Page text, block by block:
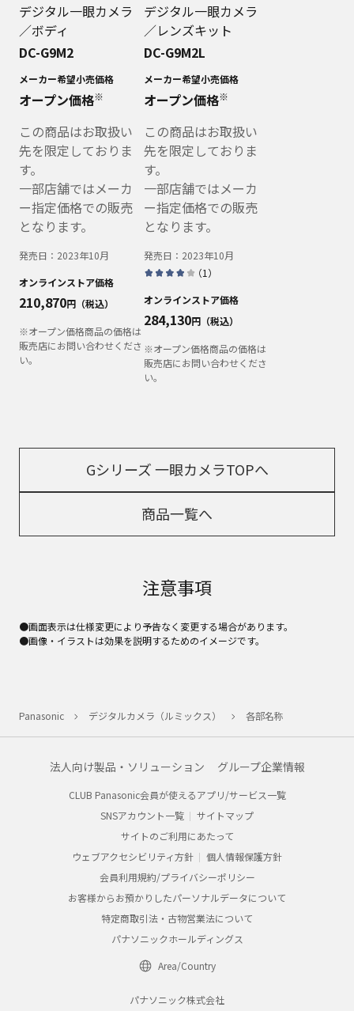
デジタル一眼カメラ
／ボディ
DC-G9M2
メーカー希望小売価格
オープン価格※
この商品はお取扱い
先を限定しておりま
す。
一部店舗ではメーカ
ー指定価格での販売
となります。
発売日： 2023年10月
オンラインストア価格
210,870円（税込）
※オープン価格商品の価格は
販売店にお問い合わせくださ
い。
デジタル一眼カメラ
／レンズキット
DC-G9M2L
メーカー希望小売価格
オープン価格※
この商品はお取扱い
先を限定しておりま
す。
一部店舗ではメーカ
ー指定価格での販売
となります。
発売日： 2023年10月
（1 ）
オンラインストア価格
284,130円（税込）
※オープン価格商品の価格は
販売店にお問い合わせくださ
い。
Gシリーズ 一眼カメラTOPへ
商品一覧へ
注意事項
●画面表示は仕様変更により予告なく変更する場合があります。
●画像・イラストは効果を説明するためのイメージです。
Panasonic デジタルカメラ（ルミックス） 各部名称
法人向け製品・ソリューション グループ企業情報
CLUB Panasonic会員が使えるアプリ/サービス一覧
SNSアカウント一覧
サイトマップ
サイトのご利用にあたって
ウェブアクセシビリティ方針
個人情報保護方針
会員利用規約/プライバシーポリシー
お客様からお預かりしたパーソナルデータについて
特定商取引法・古物営業法について
パナソニックホールディングス
Area/Country
パナソニック株式会社